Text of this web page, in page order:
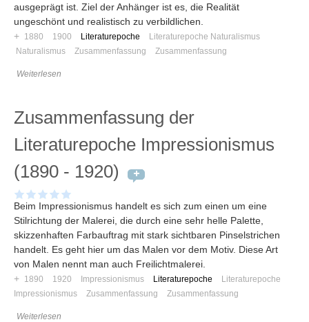
ausgeprägt ist. Ziel der Anhänger ist es, die Realität
ungeschönt und realistisch zu verbildlichen.
+ 1880 1900 Literaturepoche
Literaturepoche Naturalismus
Naturalismus
Zusammenfassung Zusammenfassung
Weiterlesen
Zusammenfassung der
Literaturepoche Impressionismus
(1890 - 1920)
Beim Impressionismus handelt es sich zum einen um eine
Stilrichtung der Malerei, die durch eine sehr helle Palette,
skizzenhaften Farbauftrag mit stark sichtbaren Pinselstrichen
handelt. Es geht hier um das Malen vor dem Motiv. Diese Art
von Malen nennt man auch Freilichtmalerei.
+ 1890 1920 Impressionismus Literaturepoche
Literaturepoche
Impressionismus
Zusammenfassung Zusammenfassung
Weiterlesen